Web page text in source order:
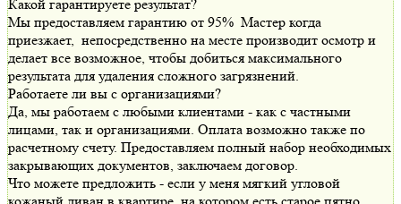
Какой гарантируете результат?
Мы предоставляем гарантию от 95% Мастер когда
приезжает, непосредственно на месте производит осмотр и
делает все возможное, чтобы добиться максимального
результата для удаления сложного загрязнений.
Работаете ли вы с организациями?
Да, мы работаем с любыми клиентами - как с частными
лицами, так и организациями. Оплата возможно также по
расчетному счету. Предоставляем полный набор необходимых
закрывающих документов, заключаем договор.
Что можете предложить - если у меня мягкий угловой